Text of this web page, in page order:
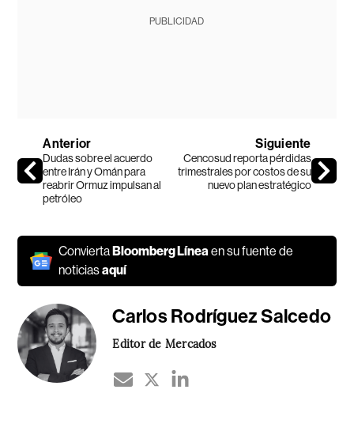
PUBLICIDAD
Anterior
Dudas sobre el acuerdo
entre Irán y Omán para
reabrir Ormuz impulsan al
petróleo
Siguiente
Cencosud reporta pérdidas
trimestrales por costos de su
nuevo plan estratégico
ConviertaBloomberg Líneaen su fuente de
noticiasaquí
Carlos Rodríguez Salcedo
Editor de Mercados